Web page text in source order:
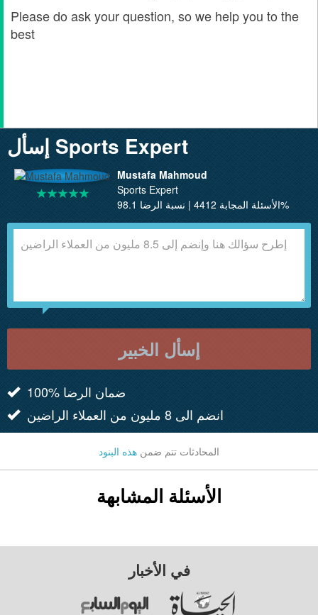
Please do ask your question, so we help you to the
best
إسأل Sports Expert
Mustafa Mahmoud
Sports Expert
الأسئلة المجابة 4412 | نسبة الرضا 98.1%
إسأل الخبير
100% ضمان الرضا
انضم الى 8 مليون من العملاء الراضين
المحادثات تتم ضمن هذه البنود
الأسئلة المشابهة
في الأخبار